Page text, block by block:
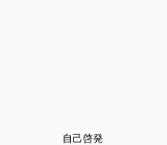
自己啓発